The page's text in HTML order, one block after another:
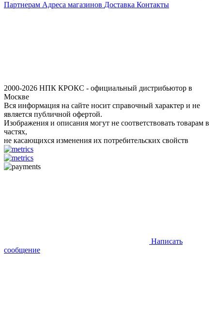
Партнерам Адреса магазинов Доставка Контакты
2000-2026 НПК КРОКС - официальный дистрибьютор в
Москве
Вся информация на сайте носит справочный характер и не
является публичной офертой.
Изображения и описания могут не соответствовать товарам в
частях,
не касающихся изменения их потребительских свойств
Написать
сообщение